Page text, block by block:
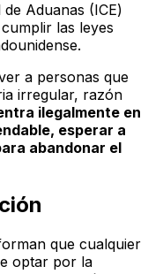
Aduanas (ICE)
las leyes
a personas que
irregular, razón
ilegalmente en
esperar a
abandonar el
que cualquier
optar por la